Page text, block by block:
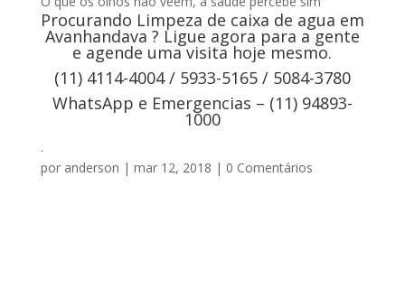
Procurando Limpeza de caixa de agua em
Avanhandava ? Ligue agora para a gente
e agende uma visita hoje mesmo.
(11) 4114-4004 / 5933-5165 / 5084-3780
WhatsApp e Emergencias – (11) 94893-
1000
.
por anderson | mar 12, 2018 | 0 Comentários